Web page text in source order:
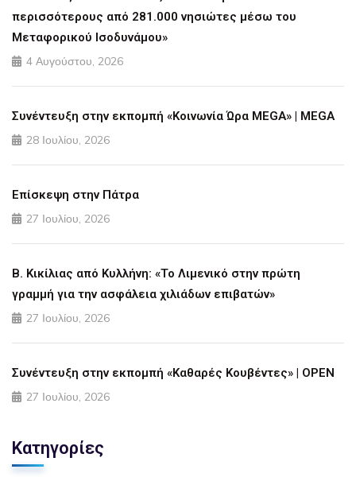
περισσότερους από 281.000 νησιώτες μέσω του
Μεταφορικού Ισοδυνάμου»
4 Αυγούστου, 2026
Συνέντευξη στην εκπομπή «Κοινωνία Ώρα MEGA» | MEGA
28 Ιουλίου, 2026
Επίσκεψη στην Πάτρα
27 Ιουλίου, 2026
Β. Κικίλιας από Κυλλήνη: «Το Λιμενικό στην πρώτη
γραμμή για την ασφάλεια χιλιάδων επιβατών»
27 Ιουλίου, 2026
Συνέντευξη στην εκπομπή «Καθαρές Κουβέντες» | OPEN
27 Ιουλίου, 2026
Κατηγορίες